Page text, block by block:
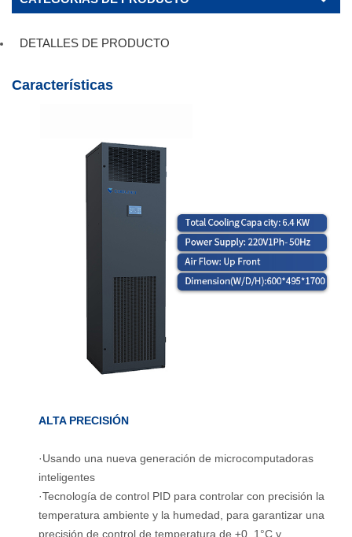
DETALLES DE PRODUCTO
Características
ALTA PRECISIÓN
·Usando una nueva generación de microcomputadoras
inteligentes
·Tecnología de control PID para controlar con precisión la
temperatura ambiente y la humedad, para garantizar una
precisión de control de temperatura de ±0. 1°C y